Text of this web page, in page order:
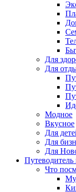
Для
Для
Модное
Вкусное
Для
Для
Для
Путеводитель
Что